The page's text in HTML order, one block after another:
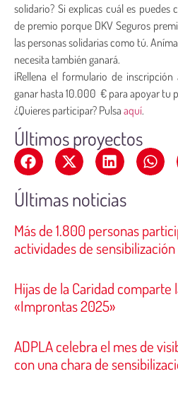
solidario? Si explicas cuál es puedes
de premio porque DKV Seguros
las personas solidarias como tú.
necesita también ganará.
¡Rellena el formulario de
ganar hasta 10.000 € para apoyar tu
¿Quieres participar? Pulsa aquí.
Últimos proyectos
Últimas noticias
Más de 1.800 personas
actividades de
Hijas de la Caridad comparte
«Improntas 2025»
ADPLA celebra el mes de
con una chara de